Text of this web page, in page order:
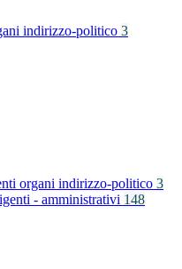
indirizzo-politico 3
organi indirizzo-politico 3
- amministrativi 148